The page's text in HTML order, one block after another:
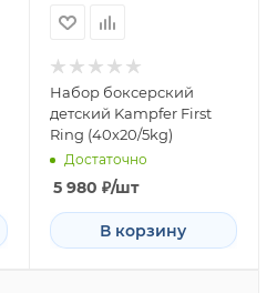
Набор боксерский
детский Kampfer First
Ring (40х20/5kg)
Достаточно
5 980 ₽/шт
В корзину